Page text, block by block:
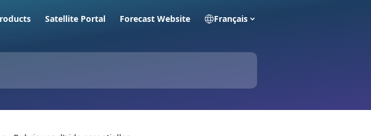
Satellite Portal Forecast Website Français